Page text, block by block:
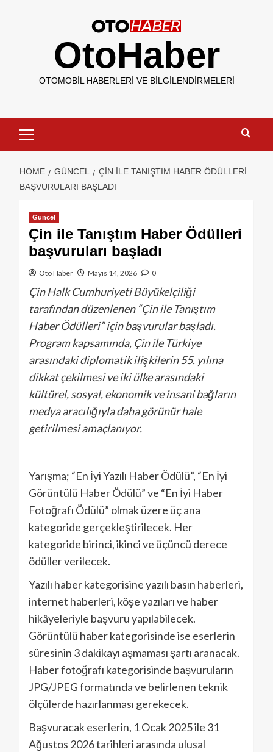
OtoHaber
OTOMOBIL HABERLERI VE BILGILENDIRMELERI
HOME GÜNCEL
ÇIN ILE TANIŞTIM HABER ÖDÜLLERI
BAŞVURULARI BAŞLADI
Güncel
Çin ile Tanıştım Haber Ödülleri
başvuruları başladı
Oto Haber Mayıs 14, 2026 0
Çin Halk Cumhuriyeti Büyükelçiliği
tarafından düzenlenen “Çin ile Tanıştım
Haber Ödülleri” için başvurular başladı.
Program kapsamında, Çin ile Türkiye
arasındaki diplomatik ilişkilerin 55. yılına
dikkat çekilmesi ve iki ülke arasındaki
kültürel, sosyal, ekonomik ve insani bağların
medya aracılığıyla daha görünür hale
getirilmesi amaçlanıyor.
Yarışma; “En İyi Yazılı Haber Ödülü”, “En İyi
Görüntülü Haber Ödülü” ve “En İyi Haber
Fotoğrafı Ödülü” olmak üzere üç ana
kategoride gerçekleştirilecek. Her
kategoride birinci, ikinci ve üçüncü derece
ödüller verilecek.
Yazılı haber kategorisine yazılı basın haberleri,
internet haberleri, köşe yazıları ve haber
hikâyeleriyle başvuru yapılabilecek.
Görüntülü haber kategorisinde ise eserlerin
süresinin 3 dakikayı aşmaması şartı aranacak.
Haber fotoğrafı kategorisinde başvuruların
JPG/JPEG formatında ve belirlenen teknik
ölçülerde hazırlanması gerekecek.
Başvuracak eserlerin, 1 Ocak 2025 ile 31
Ağustos 2026 tarihleri arasında ulusal